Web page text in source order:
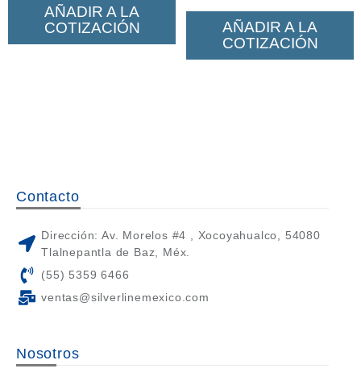
AÑADIR A LA
COTIZACIÓN
AÑADIR A LA
COTIZACIÓN
Contacto
Dirección: Av. Morelos #4 , Xocoyahualco, 54080
Tlalnepantla de Baz, Méx.
(55) 5359 6466
ventas@silverlinemexico.com
Nosotros